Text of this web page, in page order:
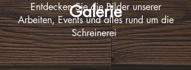
Galerie
Entdecken Sie die Bilder unserer
Arbeiten, Events und alles rund um die
Schreinerei